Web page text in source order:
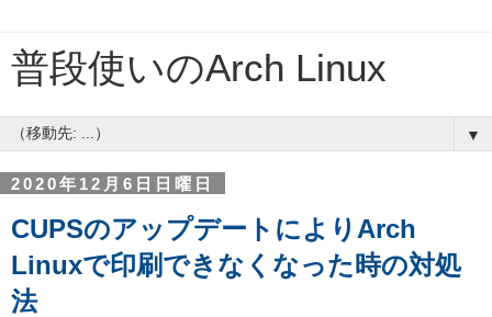
普段使いのArch Linux
▼
2020年12月6日日曜日
CUPSのアップデートによりArch
Linuxで印刷できなくなった時の対処
法